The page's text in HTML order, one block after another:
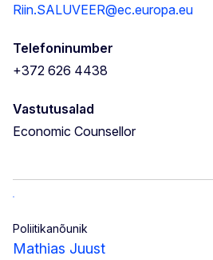
Riin.SALUVEER@ec.europa.eu
Telefoninumber
+372 626 4438
Vastutusalad
Economic Counsellor
Poliitikanõunik
Mathias Juust